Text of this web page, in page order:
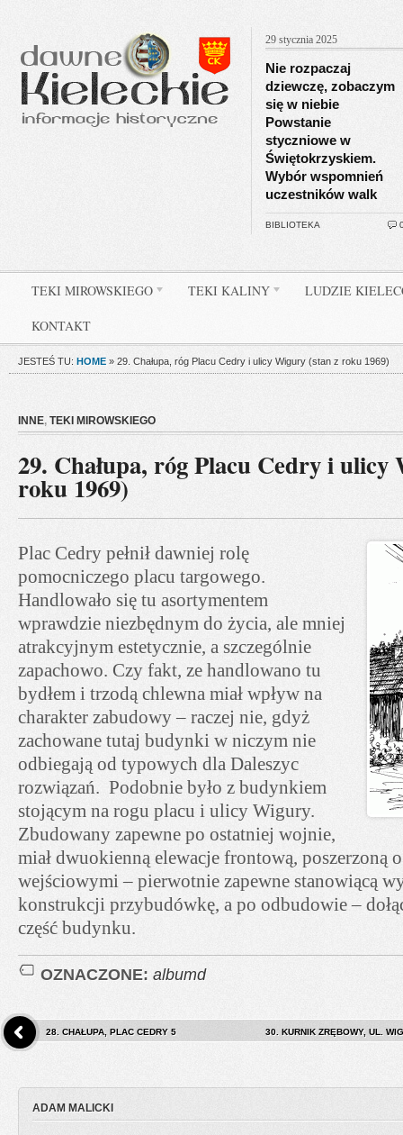
29 stycznia 2025
Nie rozpaczaj
dziewczę, zobaczym
się w niebie
Powstanie
styczniowe w
Świętokrzyskiem.
Wybór wspomnień
uczestników walk
BIBLIOTEKA
TEKI MIROWSKIEGO TEKI KALINY LUDZIE
KONTAKT
JESTEŚ TU: HOME » 29. Chałupa, róg Placu Cedry i ulicy Wigury (stan z roku 1969)
INNE, TEKI MIROWSKIEGO
29. Chałupa, róg Placu Cedry i ulicy
roku 1969)
Plac Cedry pełnił dawniej rolę
pomocniczego placu targowego.
Handlowało się tu asortymentem
wprawdzie niezbędnym do życia, ale mniej
atrakcyjnym estetycznie, a szczególnie
zapachowo. Czy fakt, ze handlowano tu
bydłem i trzodą chlewna miał wpływ na
charakter zabudowy – raczej nie, gdyż
zachowane tutaj budynki w niczym nie
odbiegają od typowych dla Daleszyc
rozwiązań. Podobnie było z budynkiem
stojącym na rogu placu i ulicy Wigury.
Zbudowany zapewne po ostatniej wojnie,
miał dwuokienną elewacje frontową, poszerzoną
wejściowymi – pierwotnie zapewne stanowiącą
konstrukcji przybudówkę, a po odbudowie –
część budynku.
OZNACZONE: albumd
28. CHAŁUPA, PLAC CEDRY 5 30. KURNIK ZRĘBOWY, UL.
ADAM MALICKI